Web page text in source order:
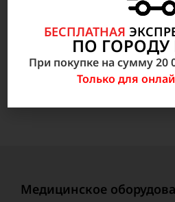
38 000
В корзину
Медицинское
БЕСПЛАТНАЯ
ПО ГОРОДУ
При покупке на сумму 20
Только для